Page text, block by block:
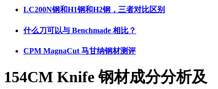
LC200N钢和H1钢和H2钢，三者对比区别
什么刀可以与 Benchmade 相比？
CPM MagnaCut 马甘纳钢材测评
154CM Knife 钢材成分分析及